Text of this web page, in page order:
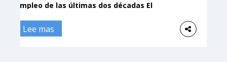
empleo de las últimas dos décadas El
de toda la sociedad” y una demostración
“del dinamismo de nuestra economía y de
Lee mas